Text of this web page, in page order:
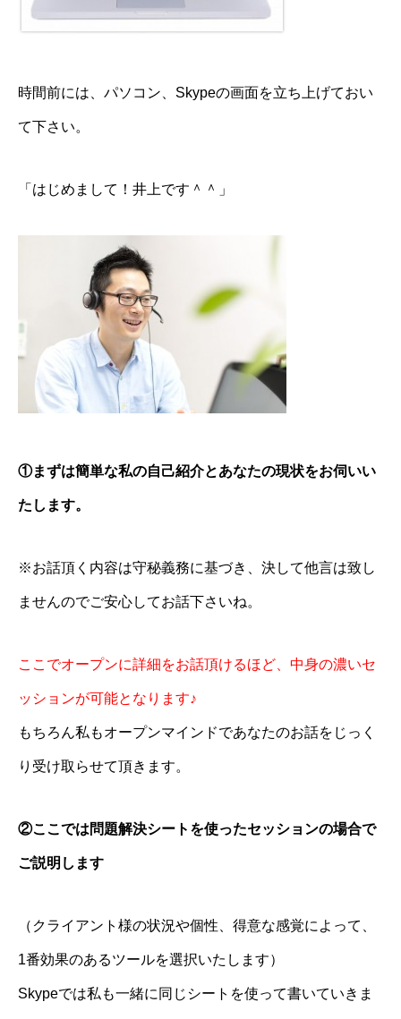
時間前には、パソコン、Skypeの画面を立ち上げておい
て下さい。
「はじめまして！井上です＾＾」
①まずは簡単な私の自己紹介とあなたの現状をお伺いい
たします。
※お話頂く内容は守秘義務に基づき、決して他言は致し
ませんのでご安心してお話下さいね。
ここでオープンに詳細をお話頂けるほど、中身の濃いセ
ッションが可能となります♪
もちろん私もオープンマインドであなたのお話をじっく
り受け取らせて頂きます。
②ここでは問題解決シートを使ったセッションの場合で
ご説明します
（クライアント様の状況や個性、得意な感覚によって、
1番効果のあるツールを選択いたします）
Skypeでは私も一緒に同じシートを使って書いていきま